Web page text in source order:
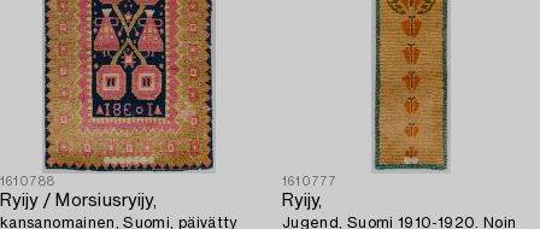
1610788
Ryijy / Morsiusryijy,
kansanomainen, Suomi, päivätty
1610777
Ryijy,
Jugend, Suomi 1910-1920. Noin